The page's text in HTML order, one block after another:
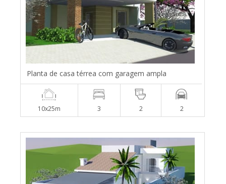
Planta de casa térrea com garagem ampla
10x25m 3 2 2